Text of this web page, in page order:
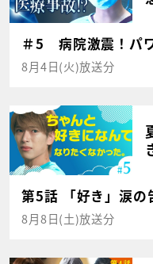
＃5 病院激震！パ
8月4日(火)放送分
第5話 「好き」涙の
8月8日(土)放送分